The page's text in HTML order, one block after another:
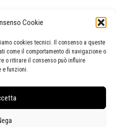
Cookie
cookies tecnici. Il consenso a queste
come il comportamento di navigazione o
o ritirare il consenso può influire
e funzioni.
(orario apertura Galleria)